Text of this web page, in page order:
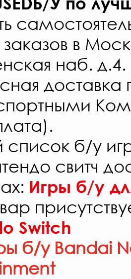
в
наб. д.4.
список б/у
свитч
Игры б/у
Switch
б/у Bandai